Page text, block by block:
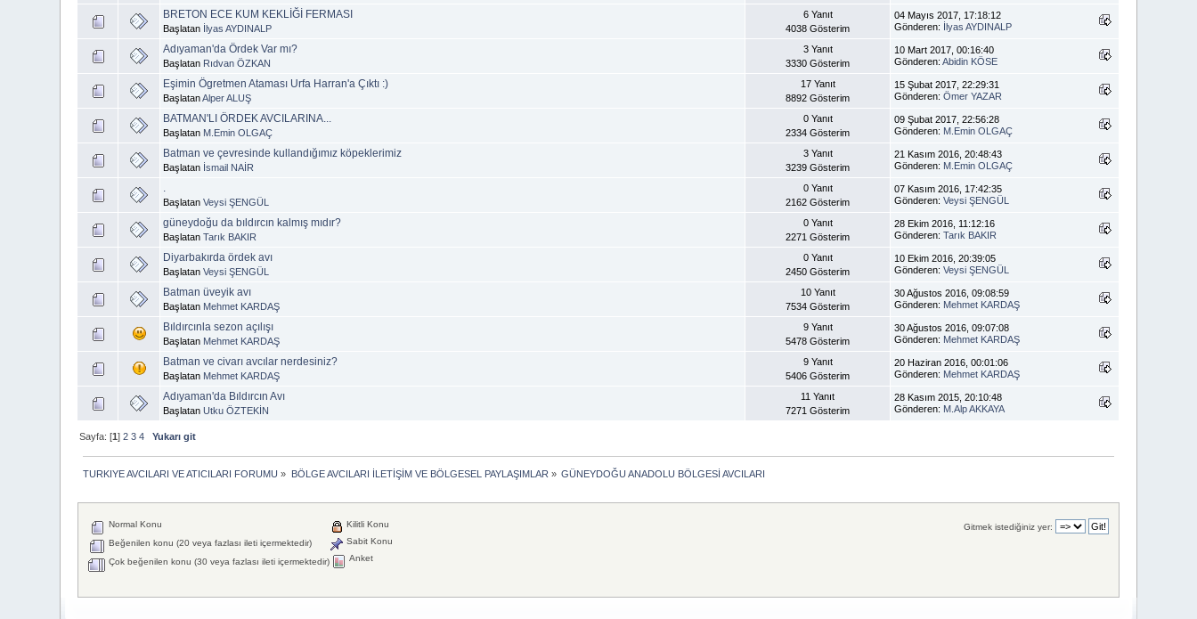
BRETON ECE KUM KEKLİĞİ FERMASI
Başlatan İlyas AYDINALP
6 Yanıt
4038 Gösterim
04 Mayıs 2017, 17:18:12
Gönderen: İlyas AYDINALP
Adıyaman'da Ördek Var mı?
Başlatan Rıdvan ÖZKAN
3 Yanıt
3330 Gösterim
10 Mart 2017, 00:16:40
Gönderen:Abidin KÖSE
Eşimin Ögretmen Ataması Urfa Harran'a Çıktı :)
BaşlatanAlper ALUŞ
17 Yanıt
8892 Gösterim
15 Şubat 2017, 22:29:31
Gönderen:Ömer YAZAR
BATMAN'LI ÖRDEK AVCILARINA...
Başlatan M.Emin OLGAÇ
0 Yanıt
2334 Gösterim
09 Şubat 2017, 22:56:28
Gönderen: M.Emin OLGAÇ
Batman ve çevresinde kullandığımız köpeklerimiz
Başlatan İsmail NAİR
3 Yanıt
3239 Gösterim
21 Kasım 2016, 20:48:43
Gönderen: M.Emin OLGAÇ
.
BaşlatanVeysi ŞENGÜL
0 Yanıt
2162 Gösterim
07 Kasım 2016, 17:42:35
Gönderen:Veysi ŞENGÜL
güneydoğu da bıldırcın kalmış mıdır?
BaşlatanTarık BAKIR
0 Yanıt
2271 Gösterim
28 Ekim 2016, 11:12:16
Gönderen:Tarık BAKIR
Diyarbakırda ördek avı
BaşlatanVeysi ŞENGÜL
0 Yanıt
2450 Gösterim
10 Ekim 2016, 20:39:05
Gönderen:Veysi ŞENGÜL
Batman üveyik avı
Başlatan Mehmet KARDAŞ
10 Yanıt
7534 Gösterim
30 Ağustos 2016, 09:08:59
Gönderen: Mehmet KARDAŞ
Bıldırcınla sezon açılışı
Başlatan Mehmet KARDAŞ
9 Yanıt
5478 Gösterim
30 Ağustos 2016, 09:07:08
Gönderen: Mehmet KARDAŞ
Batman ve civarı avcılar nerdesiniz?
Başlatan Mehmet KARDAŞ
9 Yanıt
5406 Gösterim
20 Haziran 2016, 00:01:06
Gönderen: Mehmet KARDAŞ
Adıyaman'da Bıldırcın Avı
BaşlatanUtku ÖZTEKİN
11 Yanıt
7271 Gösterim
28 Kasım 2015, 20:10:48
Gönderen: M.Alp AKKAYA
Sayfa: [1]2 3 4 Yukarı git
TURKIYE AVCILARI VE ATICILARI FORUMU » BÖLGE AVCILARI İLETİŞİM VE BÖLGESEL PAYLAŞIMLAR » GÜNEYDOĞU ANADOLU BÖLGESİ AVCILARI
Gitmek istediğiniz yer:
Normal Konu
Beğenilen konu (20 veya fazlası ileti içermektedir)
Çok beğenilen konu (30 veya fazlası ileti içermektedir)
Kilitli Konu
Sabit Konu
Anket